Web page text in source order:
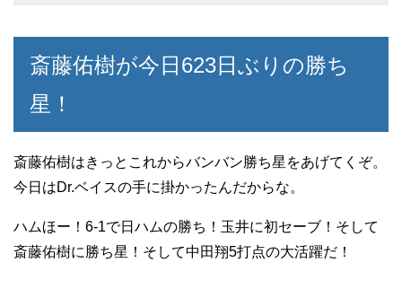
斎藤佑樹が今日623日ぶりの勝ち
星！
斎藤佑樹はきっとこれからバンバン勝ち星をあげてくぞ。
今日はDr.ベイスの手に掛かったんだからな。
ハムほー！6-1で日ハムの勝ち！玉井に初セーブ！そして
斎藤佑樹に勝ち星！そして中田翔5打点の大活躍だ！